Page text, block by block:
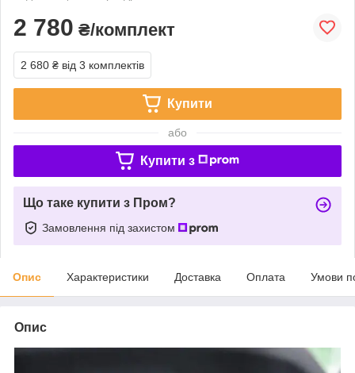
2 780 ₴/комплект
2 680 ₴ від 3 комплектів
Купити
або
Купити з
Що таке купити з Пром?
Замовлення під захистом
Опис Характеристики Доставка Оплата Умови
Опис